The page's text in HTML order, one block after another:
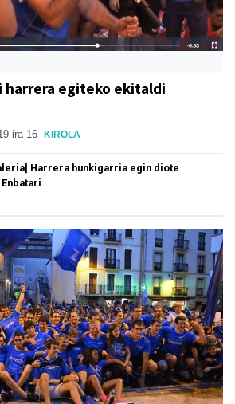
harrera egiteko ekitaldi
ira 16 KIROLA
Harrera hunkigarria egin diote